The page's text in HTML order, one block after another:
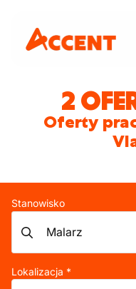
2
Oferty
Stanowisko
Lokalizacja *